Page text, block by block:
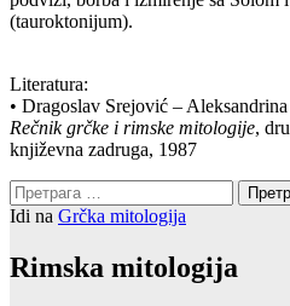
(tauroktonijum).
Literatura:
• Dragoslav Srejović –
Rečnik grčke i rimske mitologije,
književna zadruga, 1987
Претрага
за:
Idi na Grčka mitologija
Rimska mitologija